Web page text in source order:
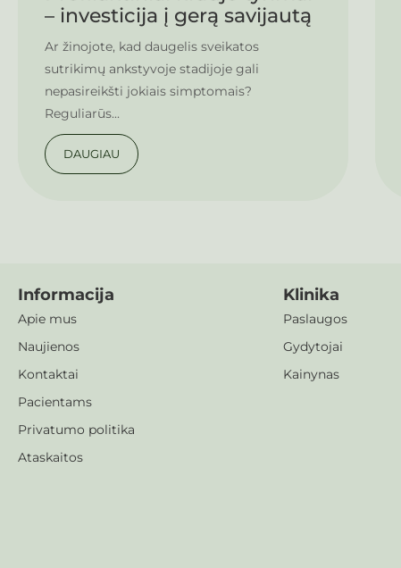
– investicija į gerą savijautą
Ar žinojote, kad daugelis sveikatos
sutrikimų ankstyvoje stadijoje gali
nepasireikšti jokiais simptomais?
Reguliarūs...
DAUGIAU
Informacija
Apie mus
Naujienos
Kontaktai
Pacientams
Privatumo politika
Ataskaitos
Klinika
Paslaugos
Gydytojai
Kainynas